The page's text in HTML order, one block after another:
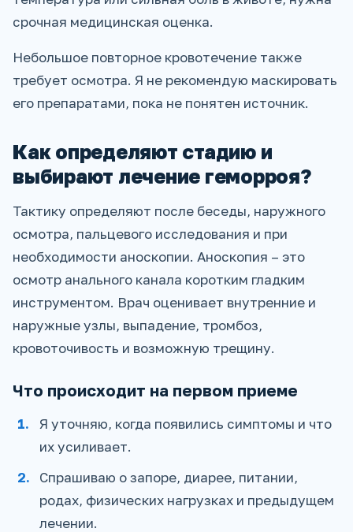
срочная медицинская оценка.
Небольшое повторное кровотечение также
требует осмотра. Я не рекомендую маскировать
его препаратами, пока не понятен источник.
Как определяют стадию и
выбирают лечение геморроя?
Тактику определяют после беседы, наружного
осмотра, пальцевого исследования и при
необходимости аноскопии. Аноскопия – это
осмотр анального канала коротким гладким
инструментом. Врач оценивает внутренние и
наружные узлы, выпадение, тромбоз,
кровоточивость и возможную трещину.
Что происходит на первом приеме
Я уточняю, когда появились симптомы и что
их усиливает.
Спрашиваю о запоре, диарее, питании,
родах, физических нагрузках и предыдущем
лечении.